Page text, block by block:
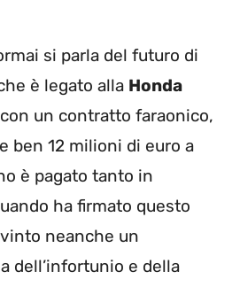
si parla del futuro di
è legato alla Honda
un contratto faraonico,
ben 12 milioni di euro a
è pagato tanto in
ha firmato questo
neanche un
dell’infortunio e della